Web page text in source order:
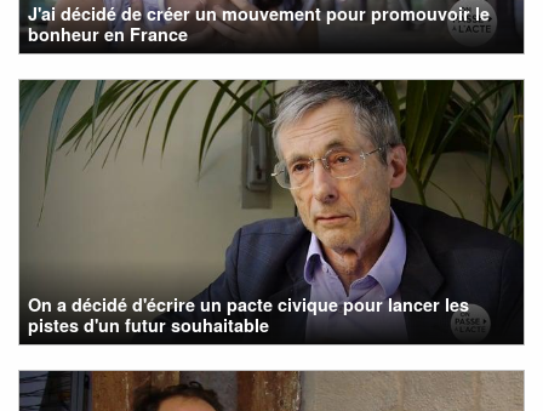
J'ai décidé de créer un mouvement pour promouvoir le
bonheur en France
On a décidé d'écrire un pacte civique pour lancer les
pistes d'un futur souhaitable